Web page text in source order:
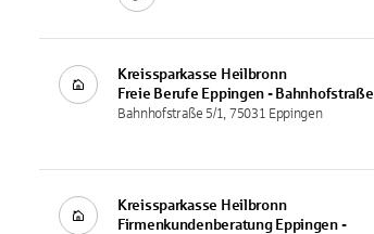
Kreissparkasse Heilbronn
Freie Berufe Eppingen - Bahnhofstraße
Bahnhofstraße 5/1, 75031 Eppingen
Kreissparkasse Heilbronn
Firmenkundenberatung Eppingen -